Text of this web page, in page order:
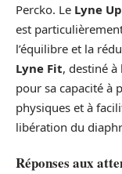
Percko. Le Lyne Up
est
l’équilibre et la
Lyne Fit, destiné
pour sa capacité à
physiques et à
libération du
Réponses aux